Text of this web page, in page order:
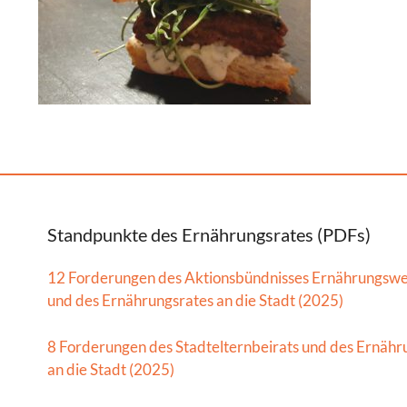
Standpunkte des Ernährungsrates (PDFs)
12 Forderungen des Aktionsbündnisses
und des Ernährungsrates an die Stadt (2025)
8 Forderungen des Stadtelternbeirats und des
an die Stadt (2025)